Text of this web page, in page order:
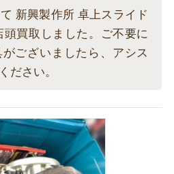
新興製作所 卓上スライド
頭買取しました。ご不要に
ございましたら、アシス
ださい。